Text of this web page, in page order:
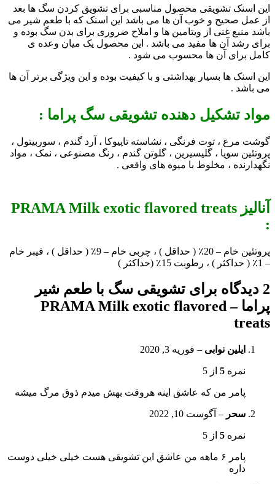
این اسنک تشویقی محصول مناسبی برای تشویق کردن سگ ها بعد
از عمل صحیح و خوب آن ها می باشد این اسنک که با طعم شیر می
باشد منبع غنی از ویتامین ها و املاح ضروری برای بدن سگ بوده و
برای رشد آن ها مفید می باشد . این محصول یک میان وعده ی
کامل برای آن ها محسوب می شود .
این اسنک ها بسیار بهداشتی و با کیفیت بوده و این ویژگی برتر آن ها
می باشد .
مواد تشکیل دهنده تشویقی سگ پراما :
گوشت مرغ ، توت فرنگی ، نشاسته تاپیوکا ، آرد گندم ، سوربیتول ،
پروتئین سویا ، گلیسیرین ، گلوتن گندم ، رنگ مصنوعی ، نمک ، مواد
نگهدارنده ، مخلوط با میوه های واقعی .
آنالیز PRAMA Milk exotic flavored treats
:
پروتئین خام – 20٪ ( حداقل ) ، چربی خام – 9٪ ( حداقل ) ، فیبر خام
– 1٪ ( حداکثر ) ، رطوبت 15٪ (حداکثر
)
2 دیدگاه برای
تشویقی سگ با طعم شیر
پراما – PRAMA Milk exotic flavored
treats
ایلین نوابی – فوریه 3, 2020
نمره 5 از 5
پامر من که عاشق اینه هروقت بهش میدم ذوق مرگ میشه
سحر – آگوست 10, 2022
نمره 5 از 5
پامر ۶ ماهه من عاشق این تشویقی هست خیلی خیلی دوست
داره